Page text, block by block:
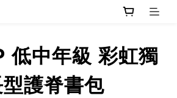
低中年級 彩虹獨
護脊書包